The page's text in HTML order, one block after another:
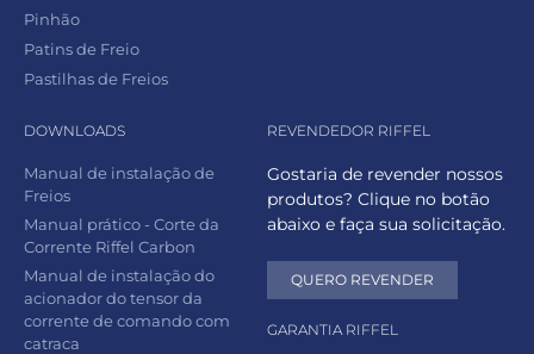
Pinhão
Patins de Freio
Pastilhas de Freios
DOWNLOADS
Manual de instalação de
Freios
Manual prático - Corte da
Corrente Riffel Carbon
Manual de instalação do
acionador do tensor da
corrente de comando com
catraca
REVENDEDOR RIFFEL
Gostaria de revender nossos
produtos? Clique no botão
abaixo e faça sua solicitação.
QUERO REVENDER
GARANTIA RIFFEL